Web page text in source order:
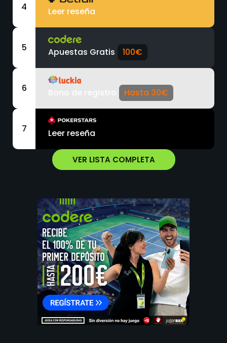
4 Leer reseña
5 Apuestas Gratis 100€
6 Hasta 30€
7 Leer reseña
VER LISTA COMPLETA